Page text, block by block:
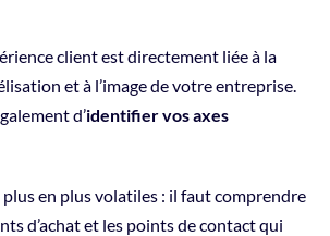
client est directement liée à la
et à l’image de votre entreprise.
d’identifier vos axes
plus en plus volatiles : il faut comprendre
d’achat et les points de contact qui